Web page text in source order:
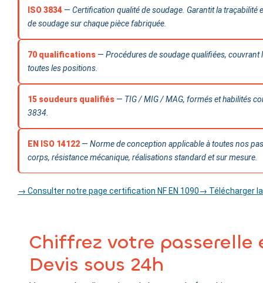
ISO 3834 — Certification qualité de soudage. Garantit la traçabilité
de soudage sur chaque pièce fabriquée.
70 qualifications — Procédures de soudage qualifiées, couvrant
toutes les positions.
15 soudeurs qualifiés — TIG / MIG / MAG, formés et habilités
3834.
EN ISO 14122 — Norme de conception applicable à toutes nos
corps, résistance mécanique, réalisations standard et sur mesure.
→ Consulter notre page certification NF EN 1090→ Télécharger
Chiffrez votre
Devis sous 24h